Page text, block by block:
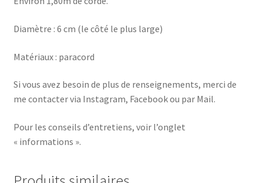
Diamètre : 6 cm (le côté le plus large)
Matériaux : paracord
Si vous avez besoin de plus de renseignements, merci de
me contacter via Instagram, Facebook ou par Mail.
Pour les conseils d’entretiens, voir l’onglet
« informations ».